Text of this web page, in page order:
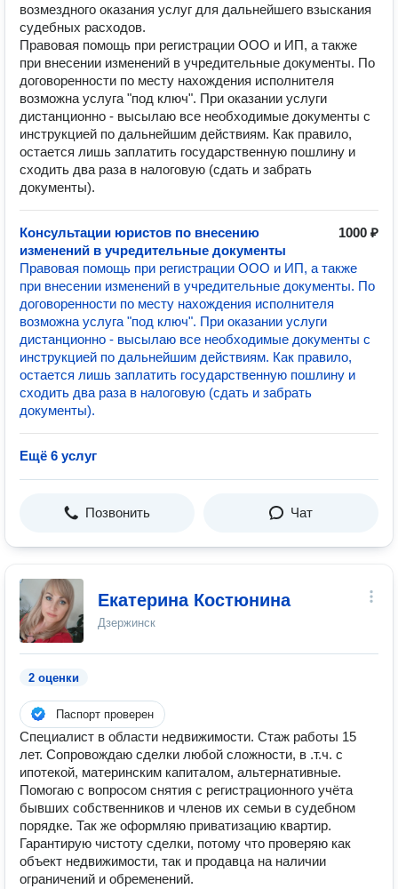
возмездного оказания услуг для дальнейшего взыскания
судебных расходов.
Правовая помощь при регистрации ООО и ИП, а также
при внесении изменений в учредительные документы. По
договоренности по месту нахождения исполнителя
возможна услуга "под ключ". При оказании услуги
дистанционно - высылаю все необходимые документы с
инструкцией по дальнейшим действиям. Как правило,
остается лишь заплатить государственную пошлину и
сходить два раза в налоговую (сдать и забрать
документы).
Консультации юристов по внесению
изменений в учредительные документы
1000 ₽
Правовая помощь при регистрации ООО и ИП, а также
при внесении изменений в учредительные документы. По
договоренности по месту нахождения исполнителя
возможна услуга "под ключ". При оказании услуги
дистанционно - высылаю все необходимые документы с
инструкцией по дальнейшим действиям. Как правило,
остается лишь заплатить государственную пошлину и
сходить два раза в налоговую (сдать и забрать
документы).
Ещё 6 услуг
Позвонить Чат
Екатерина Костюнина
Дзержинск
2 оценки
Паспорт проверен
Специалист в области недвижимости. Стаж работы 15
лет. Сопровождаю сделки любой сложности, в .т.ч. с
ипотекой, материнским капиталом, альтернативные.
Помогаю с вопросом снятия с регистрационного учёта
бывших собственников и членов их семьи в судебном
порядке. Так же оформляю приватизацию квартир.
Гарантирую чистоту сделки, потому что проверяю как
объект недвижимости, так и продавца на наличии
ограничений и обременений.